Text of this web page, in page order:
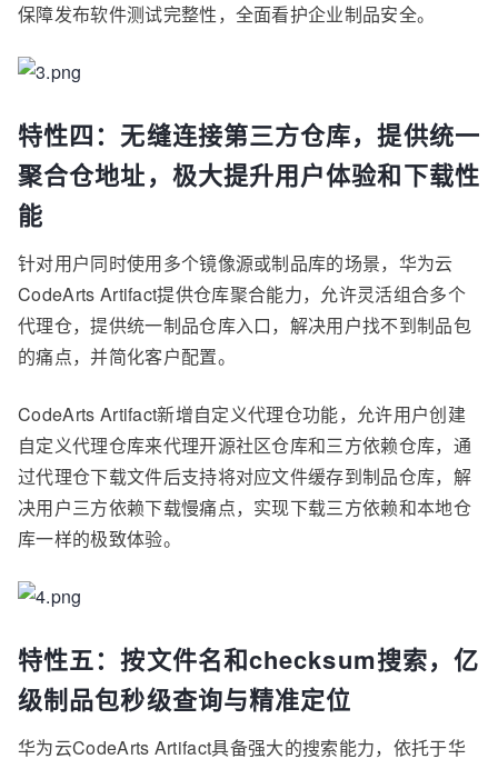
保障发布软件测试完整性，全面看护企业制品安全。
特性四：无缝连接第三方仓库，提供统一
聚合仓地址，极大提升用户体验和下载性
能
针对用户同时使用多个镜像源或制品库的场景，华为云
CodeArts Artifact提供仓库聚合能力，允许灵活组合多个
代理仓，提供统一制品仓库入口，解决用户找不到制品包
的痛点，并简化客户配置。
CodeArts Artifact新增自定义代理仓功能，允许用户创建
自定义代理仓库来代理开源社区仓库和三方依赖仓库，通
过代理仓下载文件后支持将对应文件缓存到制品仓库，解
决用户三方依赖下载慢痛点，实现下载三方依赖和本地仓
库一样的极致体验。
特性五：按文件名和checksum搜索，亿
级制品包秒级查询与精准定位
华为云CodeArts Artifact具备强大的搜索能力，依托于华